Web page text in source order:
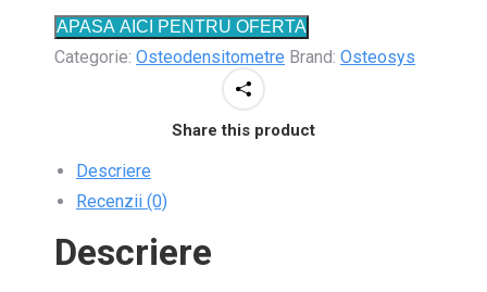
APASA AICI PENTRU OFERTA
Categorie: Osteodensitometre Brand: Osteosys
Share this product
Descriere
Recenzii (0)
Descriere